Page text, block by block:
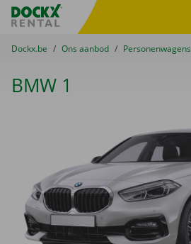
Fratello DEMO
U bevindt zich hier:
van
Dockx.be naar
Ons aanbod naar
Personenwagens
BMW 1